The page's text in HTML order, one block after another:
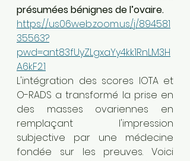
présumées bénignes de l’ovaire.
https://us06web.zoom.us/j/894581
35563?
pwd=ant83fUyZLgxaYy4kk1RnLM3H
A6kF2.1
L'intégration des scores IOTA et
O-RADS a transformé la prise en
des masses ovariennes en
remplaçant l'impression
subjective par une médecine
fondée sur les preuves. Voici